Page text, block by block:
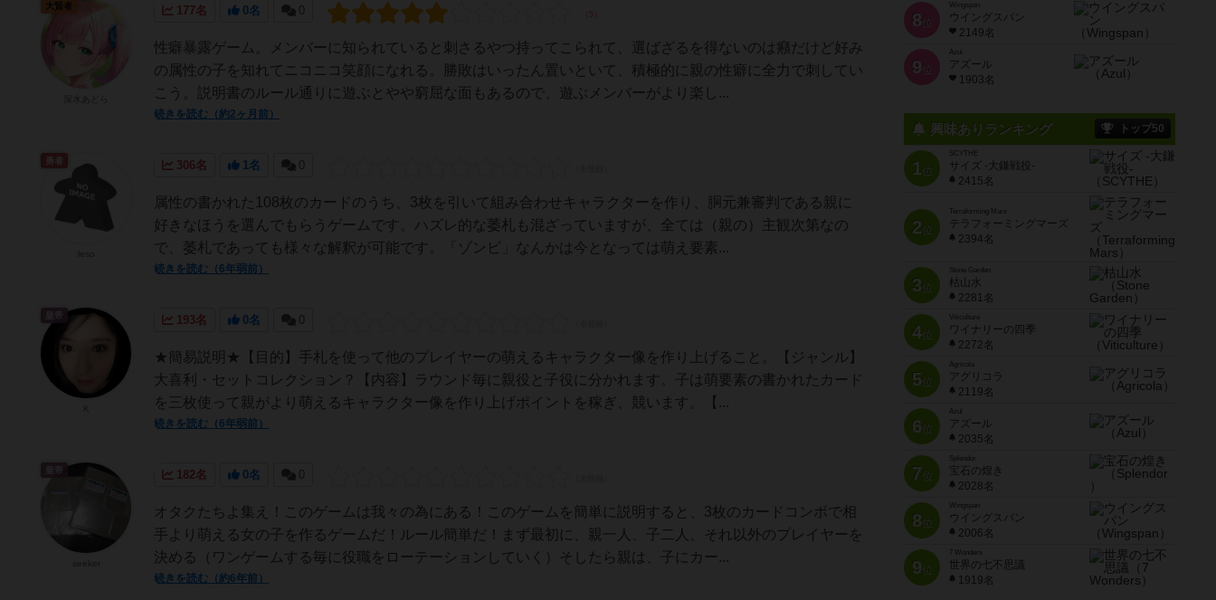
177名 0名 0
性癖暴露ゲーム。メンバーに知られていると刺さるやつ持ってこられて、選ばざるを得ないのは癪だけど好み
の属性の子を知れてニコニコ笑顔になれる。勝敗はいったん置いといて、積極的に親の性癖に全力で刺してい
こう。説明書のルール通りに遊ぶとやや窮屈な面もあるので、遊ぶメンバーがより楽し...
続きを読む（約2ヶ月前）
大賢者
306名 1名 0
属性の書かれた108枚のカードのうち、3枚を引いて組み合わせキャラクターを作り、胴元兼審判である親に
好きなほうを選んでもらうゲームです。ハズレ的な萎札も混ざっていますが、全ては（親の）主観次第なの
で、萎札であっても様々な解釈が可能です。「ゾンビ」なんかは今となっては萌え要素...
続きを読む（6年弱前）
勇者
193名 0名 0
★簡易説明★【目的】手札を使って他のプレイヤーの萌えるキャラクター像を作り上げること。【ジャンル】
大喜利・セットコレクション？【内容】ラウンド毎に親役と子役に分かれます。子は萌要素の書かれたカード
を三枚使って親がより萌えるキャラクター像を作り上げポイントを稼ぎ、競います。【...
続きを読む（6年弱前）
皇帝
182名 0名 0
オタクたちよ集え！このゲームは我々の為にある！このゲームを簡単に説明すると、3枚のカードコンボで相
手より萌える女の子を作るゲームだ！ルール簡単だ！まず最初に、親一人、子二人、それ以外のプレイヤーを
決める（ワンゲームする毎に役職をローテーションしていく）そしたら親は、子にカー...
続きを読む（約6年前）
皇帝
8 位
Wingspan
ウイングスパン
2149名
9 位
Azul
アズール
1903名
興味ありランキング トップ50
1位
SCYTHE
サイズ -大鎌戦役-
2415名
2位
Terraforming Mars
テラフォーミングマーズ
2394名
3位
Stone Garden
枯山水
2281名
4位
Viticulture
ワイナリーの四季
2272名
5位
Agricola
アグリコラ
2119名
6位
Azul
アズール
2035名
7位
宝石の煌き
2028名
8位
Wingspan
ウイングスパン
2006名
9位
7 Wonders
世界の七不思議
1919名